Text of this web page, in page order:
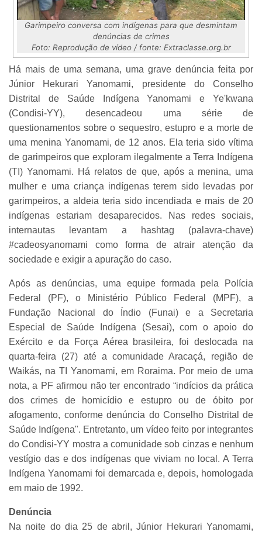
Garimpeiro conversa com indígenas para que desmintam
denúncias de crimes
Foto: Reprodução de vídeo / fonte: Extraclasse.org.br
Há mais de uma semana, uma grave denúncia feita por
Júnior Hekurari Yanomami, presidente do Conselho
Distrital de Saúde Indígena Yanomami e Ye'kwana
(Condisi-YY), desencadeou uma série de
questionamentos sobre o sequestro, estupro e a morte de
uma menina Yanomami, de 12 anos. Ela teria sido vítima
de garimpeiros que exploram ilegalmente a Terra Indígena
(TI) Yanomami. Há relatos de que, após a menina, uma
mulher e uma criança indígenas terem sido levadas por
garimpeiros, a aldeia teria sido incendiada e mais de 20
indígenas estariam desaparecidos. Nas redes sociais,
internautas levantam a hashtag (palavra-chave)
#cadeosyanomami como forma de atrair atenção da
sociedade e exigir a apuração do caso.
Após as denúncias, uma equipe formada pela Polícia
Federal (PF), o Ministério Público Federal (MPF), a
Fundação Nacional do Índio (Funai) e a Secretaria
Especial de Saúde Indígena (Sesai), com o apoio do
Exército e da Força Aérea brasileira, foi deslocada na
quarta-feira (27) até a comunidade Aracaçá, região de
Waikás, na TI Yanomami, em Roraima. Por meio de uma
nota, a PF afirmou não ter encontrado “indícios da prática
dos crimes de homicídio e estupro ou de óbito por
afogamento, conforme denúncia do Conselho Distrital de
Saúde Indígena". Entretanto, um vídeo feito por integrantes
do Condisi-YY mostra a comunidade sob cinzas e nenhum
vestígio das e dos indígenas que viviam no local. A Terra
Indígena Yanomami foi demarcada e, depois, homologada
em maio de 1992.
Denúncia
Na noite do dia 25 de abril, Júnior Hekurari Yanomami,